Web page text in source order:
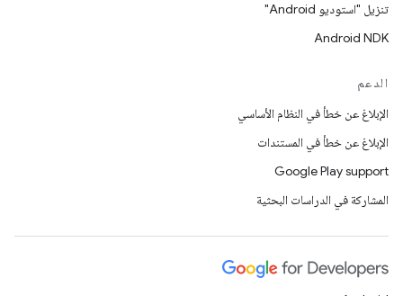
تنزيل "استوديو Android"
Android NDK
الدعم
الإبلاغ عن خطأ في النظام الأساسي
الإبلاغ عن خطأ في المستندات
Google Play support
المشاركة في الدراسات البحثية